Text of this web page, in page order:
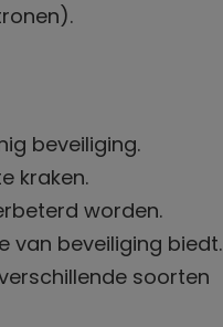
beveiliging.
kraken.
worden.
van beveiliging biedt.
soorten